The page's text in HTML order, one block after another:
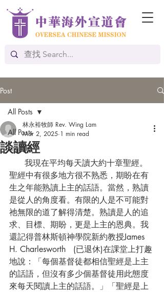
Post
All Posts
English
All Posts
談讀經
林永裕牧師 Rev. Wing Lam
Mar 2, 2025 1 min read
聖經中有很多地方很不熟悉，期盼在有
生之年能熟讀上主的話語。當然，熟讀
是從人的角度看。有限的人是不可能對
祂無限的道了解得清楚。熟讀是人的追
求、目標、期盼，更是上主的恩典。我
還記得普林斯頓神學院新約教授James
H. Charlesworth   (已退休)在課堂上打趣
地說：「每個基督徒都相信聖經是上主
的話語，但沒有多少個基督徒用此態度
來每天閱讀上主的話語。」「聖經是上